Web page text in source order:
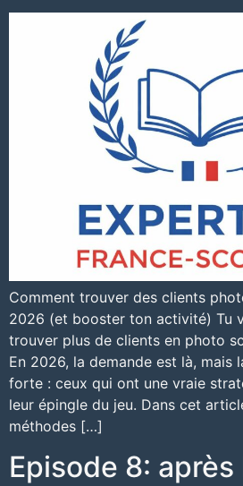
Comment trouver des clients
2026 (et booster ton activité) Tu
trouver plus de clients en photo
En 2026, la demande est là, mais
forte : ceux qui ont une vraie
leur épingle du jeu. Dans cet
méthodes […]
Episode 8: